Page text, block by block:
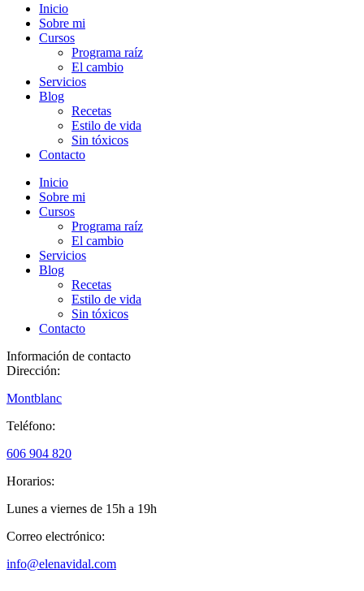
Inicio
Sobre mi
Cursos
Programa raíz
El cambio
Servicios
Blog
Recetas
Estilo de vida
Sin tóxicos
Contacto
Inicio
Sobre mi
Cursos
Programa raíz
El cambio
Servicios
Blog
Recetas
Estilo de vida
Sin tóxicos
Contacto
Información de contacto
Dirección:
Montblanc
Teléfono:
606 904 820
Horarios:
Lunes a viernes de 15h a 19h
Correo electrónico:
info@elenavidal.com